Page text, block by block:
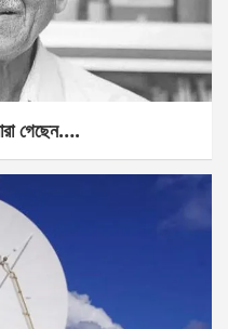
গেছেন….